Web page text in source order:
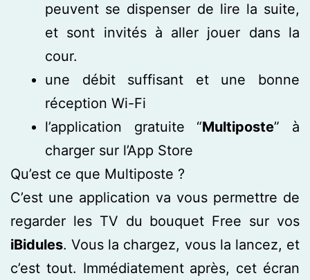
peuvent se dispenser de lire la suite,
et sont invités à aller jouer dans la
cour.
une débit suffisant et une bonne
réception Wi-Fi
l’application gratuite “Multiposte” à
charger sur l’App Store
Qu’est ce que Multiposte ?
C’est une application va vous permettre de
regarder les TV du bouquet Free sur vos
iBidules. Vous la chargez, vous la lancez, et
c’est tout. Immédiatement après, cet écran